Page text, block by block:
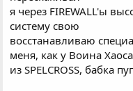
я через FIREWALL'ы
систему свою
восстанавливаю
меня, как у Воина Хаоса
из SPELCROSS, бабка